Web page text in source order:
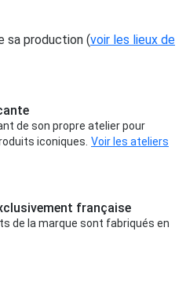
sa production (voir les lieux de
de son propre atelier pour
iconiques. Voir les ateliers
française
de la marque sont fabriqués en